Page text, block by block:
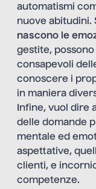
automatismi
nuove
nascono le
gestite,
consapevoli
conoscere i
in maniera
Infine, vuol dire
delle domande
mentale ed
aspettative,
clienti, e
competenze.